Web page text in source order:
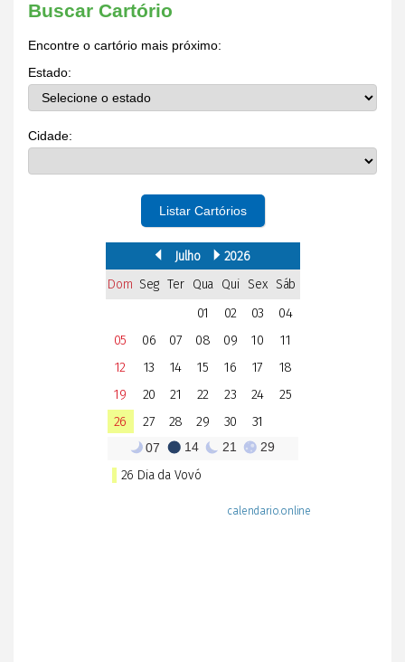
Buscar Cartório
Encontre o cartório mais próximo:
Estado:
Cidade:
Listar Cartórios